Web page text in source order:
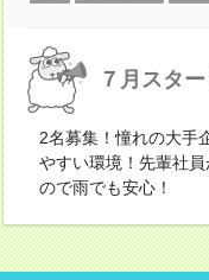
７月スタ
2名募集！憧れの大手
やすい環境！先輩社
ので雨でも安心！